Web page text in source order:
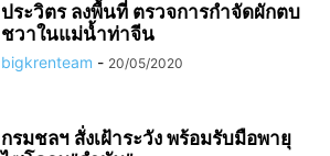
ประวิตร ลงพื้นที่ ตรวจการกำจัดผักตบ
ชวาในแม่น้ำท่าจีน
bigkrenteam - 20/05/2020
กรมชลฯ สั่งเฝ้าระวัง พร้อมรับมือพายุ